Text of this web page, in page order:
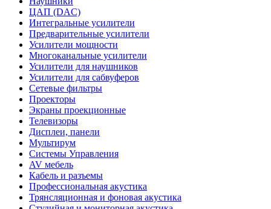
ЦАП (DAC)
Интегральные усилители
Предварительные усилители
Усилители мощности
Многоканальные усилители
Усилители для наушников
Усилители для сабвуферов
Сетевые фильтры
Проекторы
Экраны проекционные
Телевизоры
Дисплеи, панели
Мультирум
Системы Управления
AV мебель
Кабель и разъемы
Профессиональная акустика
Трянсляционная и фоновая акустика